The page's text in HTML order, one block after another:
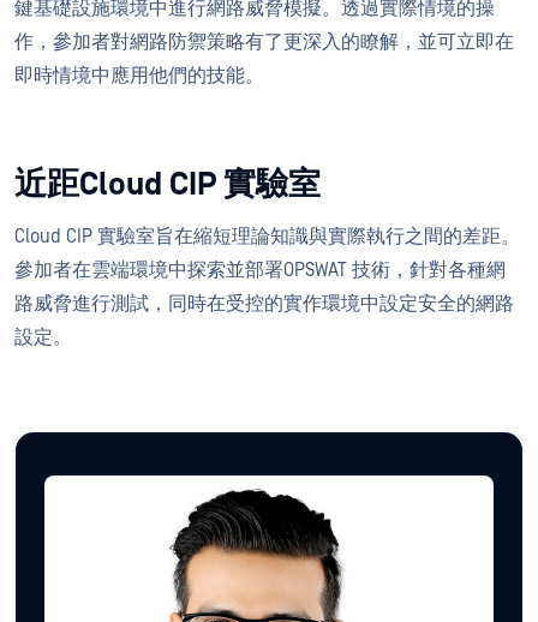
鍵基礎設施環境中進行網路威脅模擬。透過實際情境的操
作，參加者對網路防禦策略有了更深入的瞭解，並可立即在
即時情境中應用他們的技能。
近距Cloud CIP 實驗室
Cloud CIP 實驗室旨在縮短理論知識與實際執行之間的差距。
參加者在雲端環境中探索並部署OPSWAT 技術，針對各種網
路威脅進行測試，同時在受控的實作環境中設定安全的網路
設定。